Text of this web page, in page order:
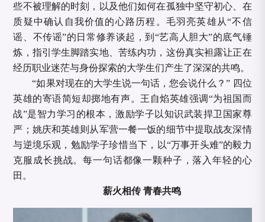
些不被理解的时刻，以及他们如何在孤独中坚守初心、在
质疑中确认自我价值的心路历程。毛羽亮英雄从“不信
谣、不传谣”的日常修养谈起，到“艺高人胆大”的底气锤
炼，指引学生脚踏实地、苦练内功，这份真实袒露让正在
经历职业迷茫与身份探索的大学生们产生了深深的共鸣。
“如果对现在的大学生说一句话，您会说什么？” 四位
英雄的寄语简短却掷地有声。王自焰英雄强调“为祖国而
战”是智力学习的根本，激励学子以知识武装捍卫国家尊
严；姚庆和英雄则从军营一餐一饭的细节中提取战友深情
与逆境乐观，勉励学子珍惜当下，以“万事开头难”的毅力
克服成长挑战。每一句话都像一颗种子，落入年轻的心
田。
薪火相传 青春共鸣